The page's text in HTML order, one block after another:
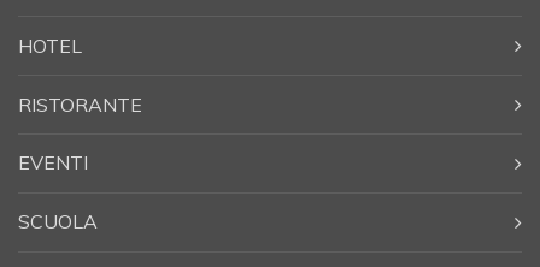
HOTEL
RISTORANTE
EVENTI
SCUOLA